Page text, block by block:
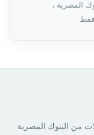
المصرية ،
فقط
من البنوك المصرية